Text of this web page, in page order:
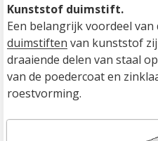
Kunststof duimstift.
duimstiften van kunststof
draaiende delen van staal
van de poedercoat en
roestvorming.